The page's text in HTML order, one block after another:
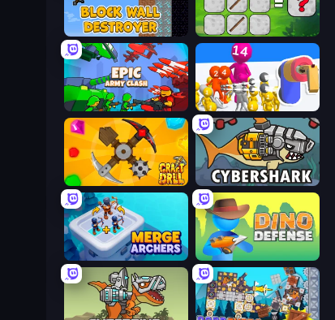
Block Wall Destroyer MineTap Merge Clicker
Epic Army Clash Shot Blaster
Craft Drill CyberShark
Merge Archers Dino Defense